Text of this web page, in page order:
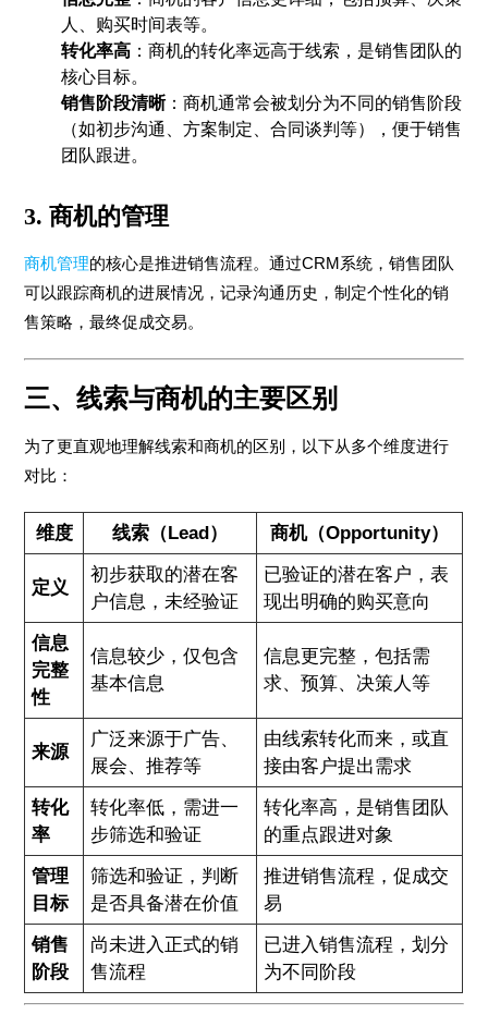
人、购买时间表等。
转化率高 ：商机的转化率远高于线索，是销售团队的
核心目标。
销售阶段清晰：商机通常会被划分为不同的销售阶段
（如初步沟通、方案制定、合同谈判等），便于销售
团队跟进。
3. 商机的管理
商机管理的核心是推进销售流程。通过CRM系统，销售团队
可以跟踪商机的进展情况，记录沟通历史，制定个性化的销
售策略，最终促成交易。
三、线索与商机的主要区别
为了更直观地理解线索和商机的区别，以下从多个维度进行
对比：
维度 线索（Lead） 商机（Opportunity）
定义
初步获取的潜在客
户信息，未经验证
已验证的潜在客户，表
现出明确的购买意向
信息
完整
性
信息较少，仅包含
基本信息
信息更完整，包括需
求、预算、决策人等
来源
广泛来源于广告、
展会、推荐等
由线索转化而来，或直
接由客户提出需求
转化
率
转化率低，需进一
步筛选和验证
转化率高，是销售团队
的重点跟进对象
管理
目标
筛选和验证，判断
是否具备潜在价值
推进销售流程，促成交
易
销售
阶段
尚未进入正式的销
售流程
已进入销售流程，划分
为不同阶段